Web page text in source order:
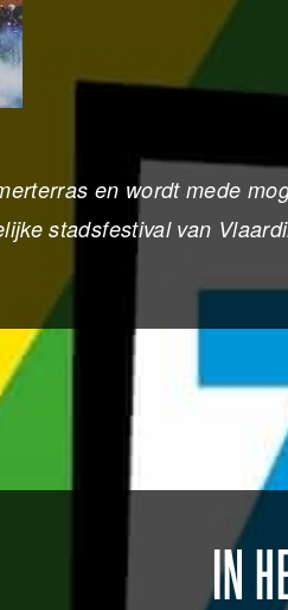
en wordt mede
stadsfestival van
IN